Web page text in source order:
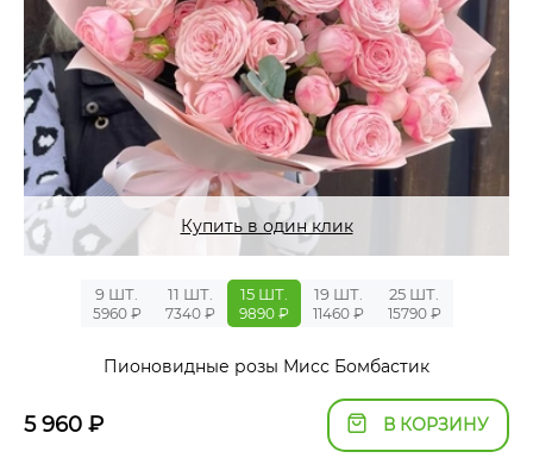
Купить в один клик
9 ШТ.
5960 ₽
11 ШТ.
7340 ₽
15 ШТ.
9890 ₽
19 ШТ.
11460 ₽
25 ШТ.
15790 ₽
Пионовидные розы Мисс Бомбастик
5 960 ₽ В КОРЗИНУ